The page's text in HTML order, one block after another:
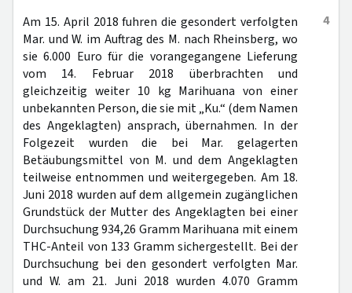
4
Am 15. April 2018 fuhren die gesondert verfolgten
Mar. und W. im Auftrag des M. nach Rheinsberg, wo
sie 6.000 Euro für die vorangegangene Lieferung
vom 14. Februar 2018 überbrachten und
gleichzeitig weiter 10 kg Marihuana von einer
unbekannten Person, die sie mit „Ku.“ (dem Namen
des Angeklagten) ansprach, übernahmen. In der
Folgezeit wurden die bei Mar. gelagerten
Betäubungsmittel von M. und dem Angeklagten
teilweise entnommen und weitergegeben. Am 18.
Juni 2018 wurden auf dem allgemein zugänglichen
Grundstück der Mutter des Angeklagten bei einer
Durchsuchung 934,26 Gramm Marihuana mit einem
THC-Anteil von 133 Gramm sichergestellt. Bei der
Durchsuchung bei den gesondert verfolgten Mar.
und W. am 21. Juni 2018 wurden 4.070 Gramm